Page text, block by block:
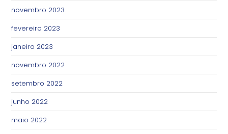
novembro 2023
fevereiro 2023
janeiro 2023
novembro 2022
setembro 2022
junho 2022
maio 2022